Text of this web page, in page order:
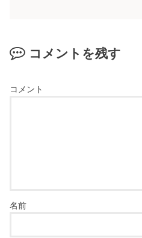
コメントを残す
コメント
名前